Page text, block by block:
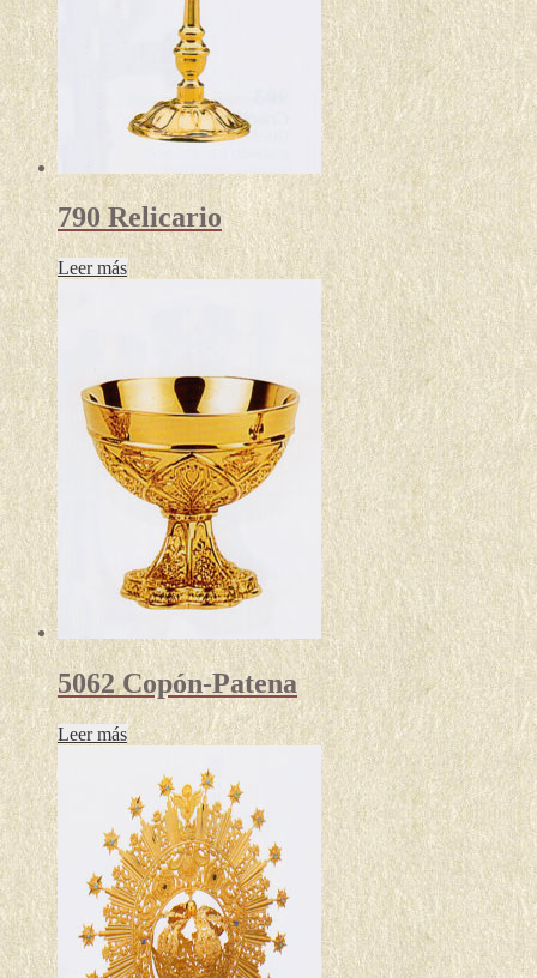
790 Relicario
Leer más
5062 Copón-Patena
Leer más